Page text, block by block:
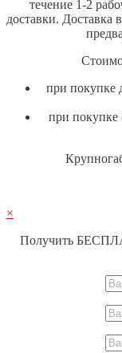
течение 1-2
доставки. Доставка
при покупке
при покупке
×
Получить